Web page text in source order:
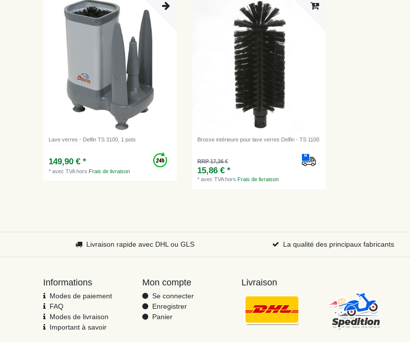
Lave verres - Delfin TS 3100, 1 pots
149,90 € *
*avec TVAhorsFrais de livraison
Brosse intérieure pour lave verres Delfin - TS 1100
RRP 17,36 €
15,86 € *
*avec TVAhors Frais de livraison
Livraison rapide avec DHL ou GLS La qualité des principaux fabricants
Informations
Modes de paiement
FAQ
Modes de livraison
Important à savoir
Mon compte
Se connecter
Enregistrer
Panier
Livraison